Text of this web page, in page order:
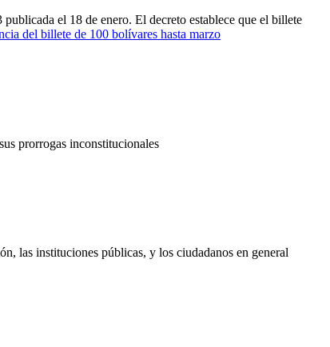
el 18 de enero. El decreto establece que el billete
del billete de 100 bolívares hasta marzo
prorrogas inconstitucionales
las instituciones públicas, y los ciudadanos en general